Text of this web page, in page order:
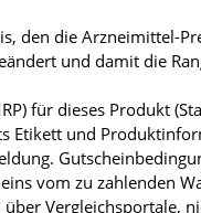
den die Arzneimittel-
und damit die
für dieses Produkt
Etikett und
vom zu zahlenden
Vergleichsportale,